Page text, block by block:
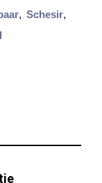
, Schesir,